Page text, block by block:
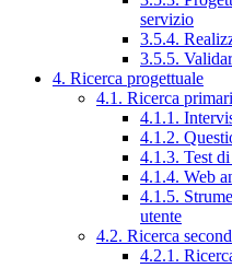
servizio
3.5.4.
3.5.5.
4. Ricerca progettuale
4.1. Ricerca
4.1.1.
4.1.2.
4.1.3. Test
4.1.4. Web
4.1.5.
utente
4.2. Ricerca
4.2.1.